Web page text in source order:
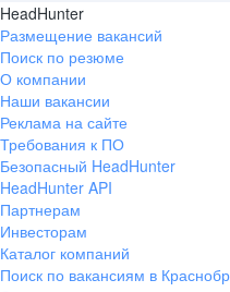
HeadHunter
Размещение вакансий
Поиск по резюме
О компании
Наши вакансии
Реклама на сайте
Требования к ПО
Безопасный HeadHunter
HeadHunter API
Партнерам
Инвесторам
Каталог компаний
Поиск по вакансиям в